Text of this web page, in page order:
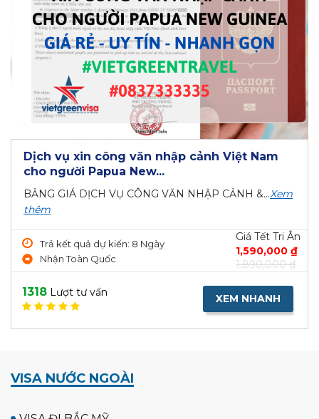
Dịch vụ xin công văn nhập cảnh Việt Nam
cho người Papua New...
BẢNG GIÁ DỊCH VỤ CÔNG VĂN NHẬP CẢNH &...Xem
thêm
Trả kết quả dự kiến: 8 Ngày
Nhận Toàn Quốc
Giá Tết Tri Ân
1,590,000 ₫
1,890,000 ₫
1318 Lượt tư vấn XEM NHANH
VISA NƯỚC NGOÀI